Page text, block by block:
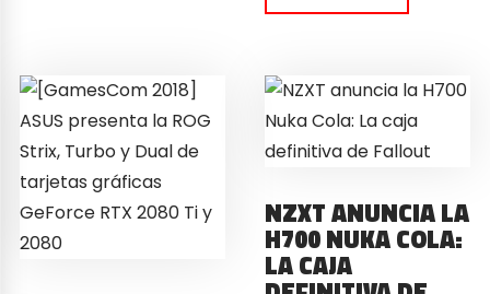
diseño específico
Pregunta: ¿Cuál podría
ser el complemento
perfecto para una...
y Scuderia Ferrari
Estos hermosos cascos
serán el regalo ideal
para los fans de la
Ferrari. Quizás no
mejorarán su
gameplay, pero...
NZXT ANUNCIA LA
H700 NUKA COLA:
LA CAJA